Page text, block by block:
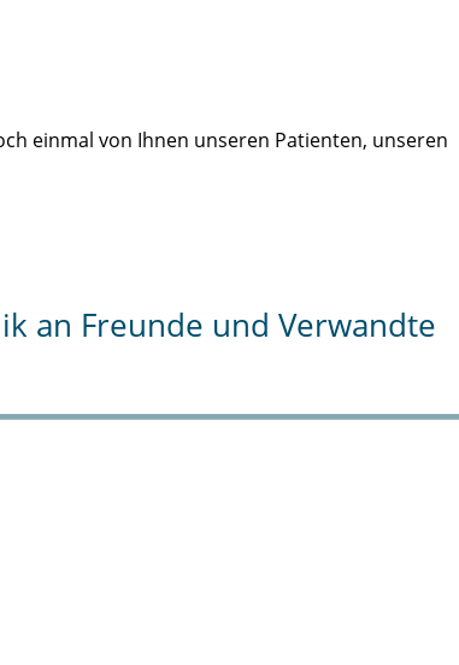
einmal von Ihnen unseren Patienten, unseren
an Freunde und Verwandte